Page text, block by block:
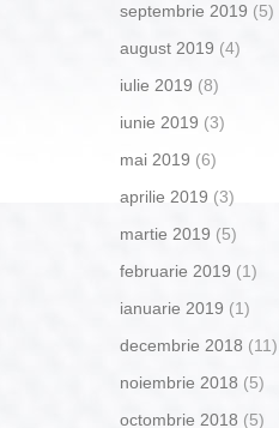
septembrie 2019 (5)
august 2019 (4)
iulie 2019 (8)
iunie 2019 (3)
mai 2019 (6)
aprilie 2019 (3)
martie 2019 (5)
februarie 2019 (1)
ianuarie 2019 (1)
decembrie 2018 (11)
noiembrie 2018 (5)
octombrie 2018 (5)